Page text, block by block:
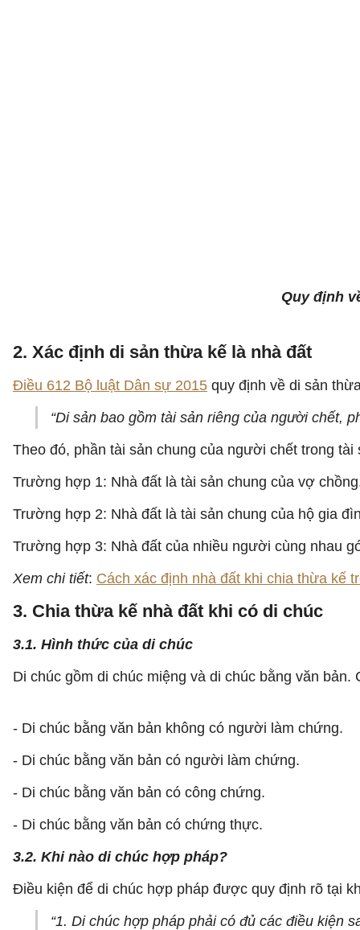
Quy định
2. Xác định di sản thừa kế là nhà đất
Điều 612 Bộ luật Dân sự 2015 quy định về di sản
“Di sản bao gồm tài sản riêng của người chết,
Theo đó, phần tài sản chung của người chết trong
Trường hợp 1: Nhà đất là tài sản chung của vợ
Trường hợp 2: Nhà đất là tài sản chung của hộ gia
Trường hợp 3: Nhà đất của nhiều người cùng nhau
Xem chi tiết: Cách xác định nhà đất khi chia thừa kế
3. Chia thừa kế nhà đất khi có di chúc
3.1. Hình thức của di chúc
Di chúc gồm di chúc miệng và di chúc bằng văn
- Di chúc bằng văn bản không có người làm chứng.
- Di chúc bằng văn bản có người làm chứng.
- Di chúc bằng văn bản có công chứng.
- Di chúc bằng văn bản có chứng thực.
3.2. Khi nào di chúc hợp pháp?
Điều kiện để di chúc hợp pháp được quy định rõ tại
“1. Di chúc hợp pháp phải có đủ các điều kiện